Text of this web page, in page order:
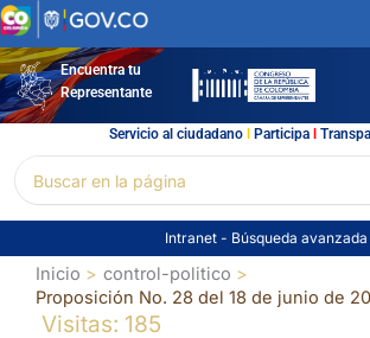
Ir
al
contenidoEncuentra tu
Representante
Servicio al ciudadano l Participal
por:
Intranet - Búsqueda avanzada
Inicio
control-politico
Proposición No. 28 del 18 de junio de
Visitas: 185